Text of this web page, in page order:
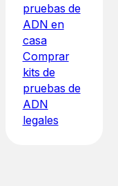
pruebas de
ADN en
casa
Comprar
kits de
pruebas de
ADN
legales